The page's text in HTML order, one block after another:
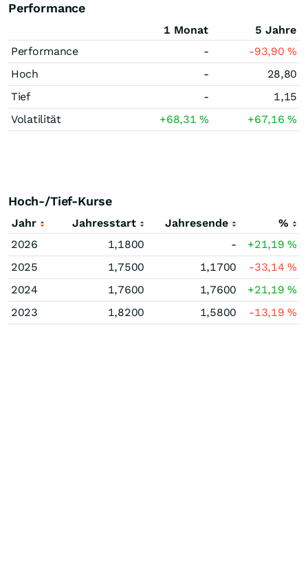
Performance
1 Monat
5 Jahre
Performance
- -93,90%
Hoch
-
28,80
Tief
-
1,15
Volatilität
+68,31% +67,16%
Hoch-/Tief-Kurse
Jahr Jahresstart Jahresende
%
2026
1,1800 - +21,19%
2025
1,7500 1,1700 -33,14%
2024
1,7600 1,7600 +21,19%
2023
1,8200 1,5800 -13,19%